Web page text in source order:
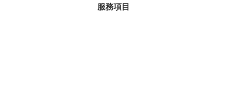
服務項目